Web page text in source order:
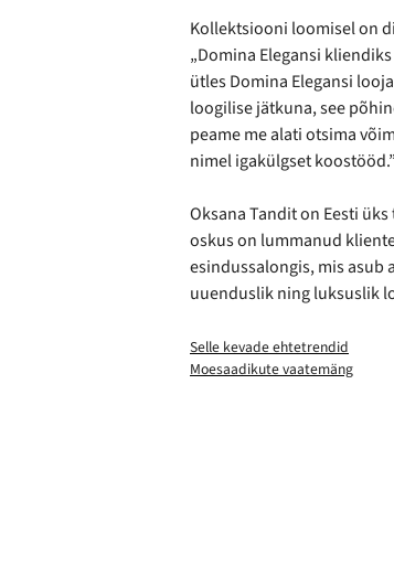
Kollektsiooni loomisel on
„Domina Elegansi
ütles Domina Elegansi
loogilise jätkuna, see
peame me alati otsima
nimel igakülgset koostööd.”
Oksana Tandit on Eesti
oskus on lummanud
esindussalongis, mis asub
uuenduslik ning luksuslik
Selle kevade ehtetrendid
Moesaadikute vaatemäng